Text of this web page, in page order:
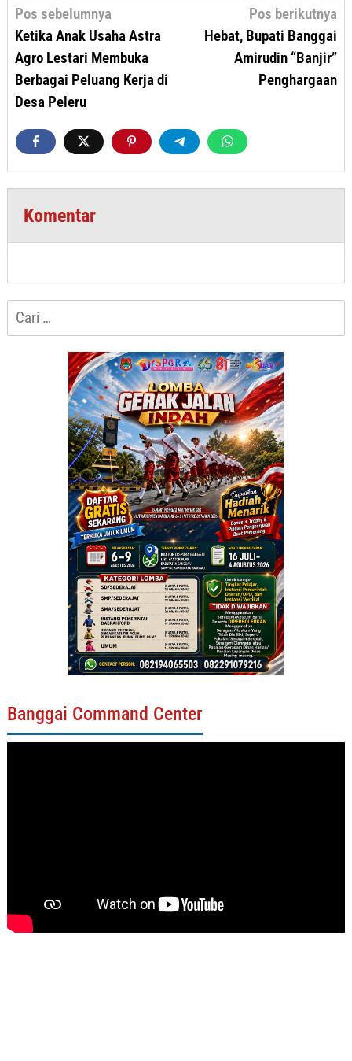
Navigasi
Pos sebelumnya
Ketika Anak Usaha Astra
Agro Lestari Membuka
Berbagai Peluang Kerja di
Desa Peleru
Pos berikutnya
Hebat, Bupati Banggai
Amirudin “Banjir”
Penghargaan
Komentar
Cari
untuk:
Banggai Command Center